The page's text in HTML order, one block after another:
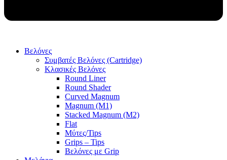
Βελόνες
Συμβατές Βελόνες (Cartridge)
Κλασικές Βελόνες
Round Liner
Round Shader
Curved Magnum
Magnum (M1)
Stacked Magnum (M2)
Flat
Μύτες/Tips
Grips – Tips
Βελόνες με Grip